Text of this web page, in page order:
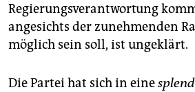
Regierungsverantwortung
angesichts der zunehmenden
möglich sein soll, ist ungeklärt.
Die Partei hat sich in eine